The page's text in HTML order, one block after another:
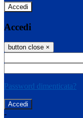
Accedi
Accedi
button close ×
Password dimenticata?
-